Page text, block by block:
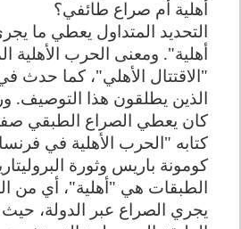
أهلية أم صراع طائفي؟
التحديد المتداول يعطي ما
أهلية". ومعنى الحرب الأهلية
"الاقتتال الأهلي"، كما حدث
الذين يطلقون هذا التوصيف.
كان يعطي الصراع الطبقي
كتابه "الحرب الأهلية في
كومونة باريس وثورة
الطبقات هي "أهلية"، أي من
يجري الصراع عبر الدولة،